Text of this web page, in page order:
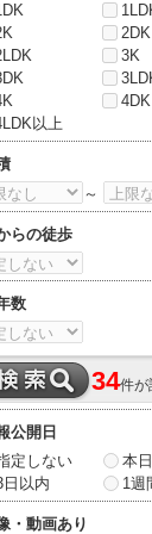
2DK
3K
4DK
以上
～
らの徒歩
数
34件が
公開日
定しない
本日
日以内
1週
・動画あり